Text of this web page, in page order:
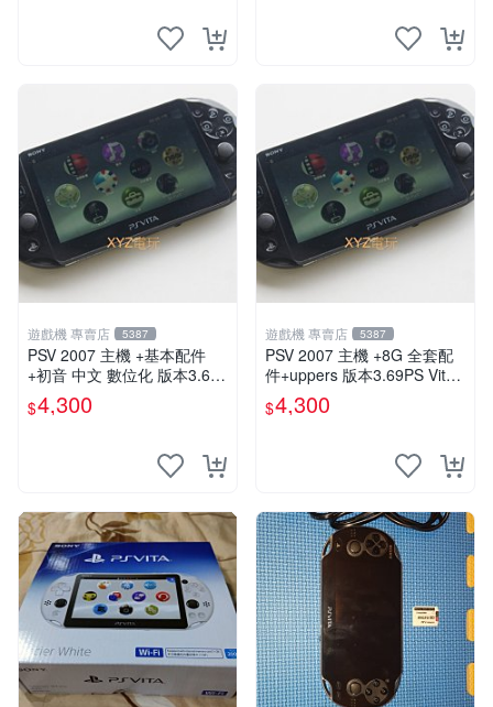
遊戲機 專賣店 5387
PSV 2007 主機 +基本配件
+初音 中文 數位化 版本3.69
PS Vita2007 保修一年 85成
新
$4,300
遊戲機 專賣店 5387
PSV 2007 主機 +8G 全套配
件+uppers 版本3.69PS Vita2
$4,300